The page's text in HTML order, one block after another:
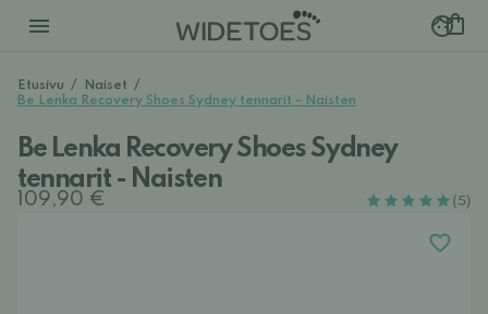
Etusivu / Naiset /
Be Lenka Recovery Shoes Sydney tennarit - Naisten
Be Lenka Recovery Shoes Sydney
tennarit - Naisten
109,90 € (5)